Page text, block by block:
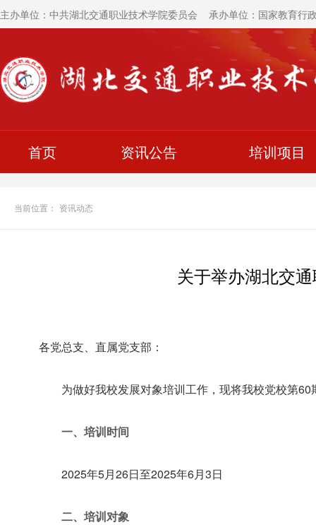
主办单位：中共湖北交通职业技术学院委员会 承办单位：国家教育
首页 资讯公告 培训项目
当前位置： 资讯动态
关于举办湖北交
各党总支、直属党支部：
为做好我校发展对象培训工作，现将我校党校第
一、培训时间
2025年5月26日至2025年6月3日
二、培训对象